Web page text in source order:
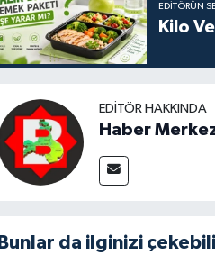
EDITÖRÜN
Kilo
EDITÖR HAKKINDA
Haber
Bunlar da ilginizi